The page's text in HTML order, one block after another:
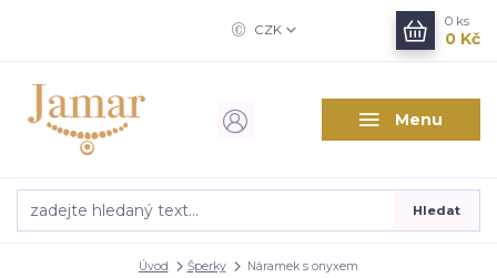
Menu
CZK
Hledat
0 ks
0 Kč
Úvod Šperky Náramek s onyxem